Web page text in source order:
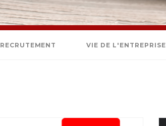
RECRUTEMENT VIE DE L'ENTREPRISE